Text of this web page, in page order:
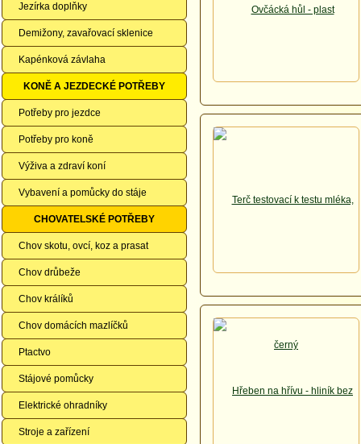
Jezírka doplňky
Demižony, zavařovací sklenice
Kapénková závlaha
KONĚ A JEZDECKÉ POTŘEBY
Potřeby pro jezdce
Potřeby pro koně
Výživa a zdraví koní
Vybavení a pomůcky do stáje
CHOVATELSKÉ POTŘEBY
Chov skotu, ovcí, koz a prasat
Chov drůbeže
Chov králíků
Chov domácích mazlíčků
Ptactvo
Stájové pomůcky
Elektrické ohradníky
Stroje a zařízení